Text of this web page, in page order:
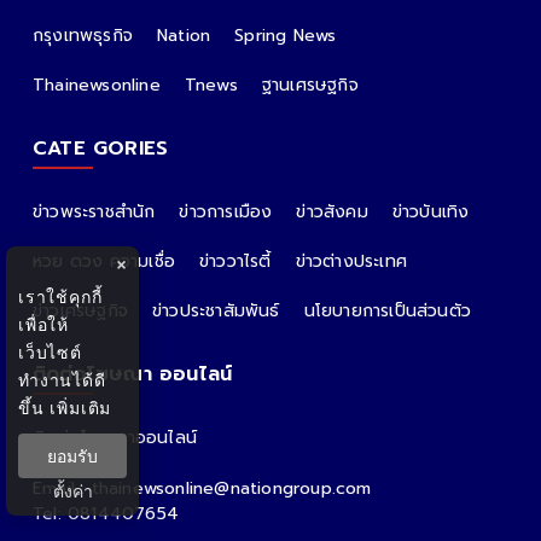
กรุงเทพธุรกิจ Nation
Spring News
Thainewsonline
Tnews ฐานเศรษฐกิจ
CATE GORIES
ข่าวพระราชสำนัก ข่าวการเมือง ข่าวสังคม
ข่าวบันเทิง
หวย ดวง ความเชื่อ
ข่าววาไรตี้
ข่าวต่างประเทศ
ข่าวเศรษฐกิจ
ข่าวประชาสัมพันธ์ นโยบายการเป็นส่วนตัว
ติดต่อโฆษณา ออนไลน์
ติดต่อโฆษณาออนไลน์
คุณอ้อ
Email : thainewsonline@nationgroup.com
Tel: 0814407654
×
เราใช้คุกกี้
เพื่อให้
เว็บไซต์
ทำงานได้ดี
ขึ้น เพิ่มเติม
ยอมรับ
ตั้งค่า